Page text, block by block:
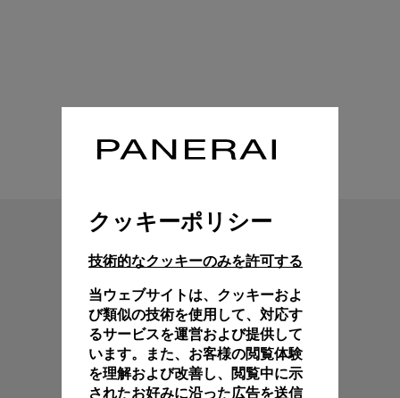
技術特性
クッキーポリシー
技術的なクッキーのみを許可する
当ウェブサイトは、クッキーおよ
び類似の技術を使用して、対応す
るサービスを運営および提供して
います。また、お客様の閲覧体験
を理解および改善し、閲覧中に示
されたお好みに沿った広告を送信